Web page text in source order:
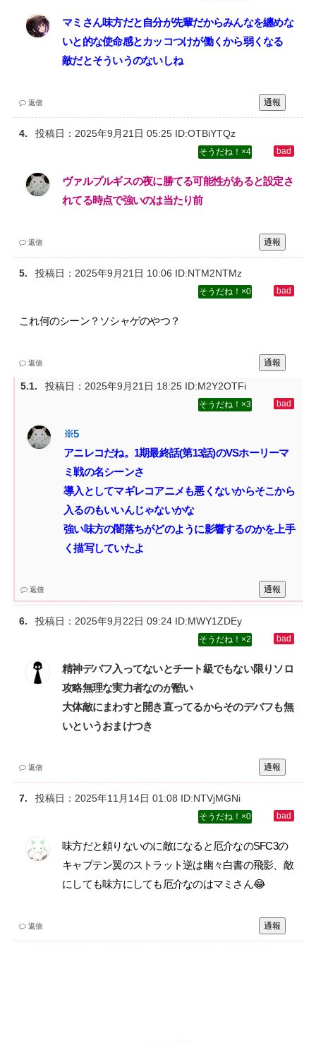
マミさん味方だと自分が先輩だからみんなを纏めな
いと的な使命感とカッコつけが働くから弱くなる‌
敵だとそういうのないしね
通報
返信
投稿日： 2025年9月21日 05:25 ID:OTBiYTQz
4
ヴァルプルギスの夜に勝てる可能性があると設定さ
れてる時点で強いのは当たり前
通報
返信
投稿日： 2025年9月21日 10:06 ID:NTM2NTMz
0
これ何のシーン？ソシャゲのやつ？
通報
返信
投稿日： 2025年9月21日 18:25 ID:M2Y2OTFi
3
アニレコだね。1期最終話(第13話)のVSホーリーマ
ミ戦の名シーンさ‌
導入としてマギレコアニメも悪くないからそこから
入るのもいいんじゃないかな‌
強い味方の闇落ちがどのように影響するのかを上手
く描写していたよ
通報
返信
投稿日： 2025年9月22日 09:24 ID:MWY1ZDEy
2
精神デバフ入ってないとチート級でもない限りソロ
攻略無理な実力者なのが酷い‌
大体敵にまわすと開き直ってるからそのデバフも無
いというおまけつき
通報
返信
投稿日：2025年11月14日 01:08 ID:NTVjMGNi
0
味方だと頼りないのに敵になると厄介なのSFC3の
キャプテン翼のストラット逆は幽々白書の飛影、敵
にしても味方にしても厄介なのはマミさん😂
通報
返信